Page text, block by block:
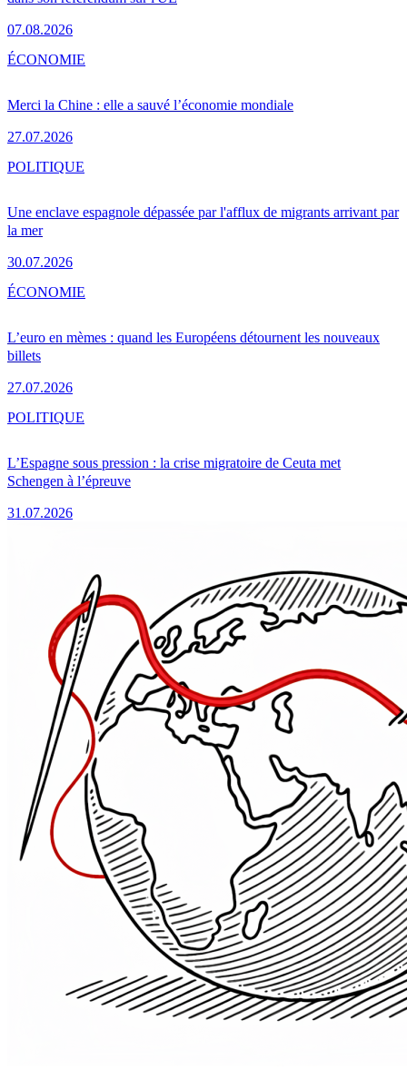
07.08.2026
Merci la Chine : elle a sauvé l’économie mondiale
27.07.2026
ÉCONOMIE
Une enclave espagnole dépassée par l'afflux de migrants arrivant par
la mer
30.07.2026
POLITIQUE
L’euro en mèmes : quand les Européens détournent les nouveaux
billets
27.07.2026
ÉCONOMIE
L’Espagne sous pression : la crise migratoire de Ceuta met
Schengen à l’épreuve
31.07.2026
POLITIQUE